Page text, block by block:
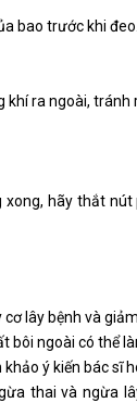
bao trước khi đeo.
khí ra ngoài, tránh
hãy thắt
lây bệnh và
bôi ngoài có thể
ý kiến bác sĩ
thai và ngừa